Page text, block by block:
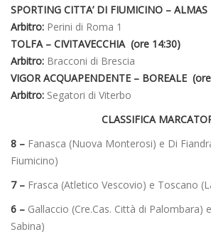
SPORTING CITTA’ DI FIUMICINO – ALMAS
Arbitro: Perini di Roma 1
TOLFA – CIVITAVECCHIA (ore 14:30)
Arbitro: Bracconi di Brescia
VIGOR ACQUAPENDENTE – BOREALE
Arbitro: Segatori di Viterbo
CLASSIFICA
8 – Fanasca (Nuova Monterosi) e Di
Fiumicino)
7 – Frasca (Atletico Vescovio) e Toscano
6 – Gallaccio (Cre.Cas. Città di Palombara)
Sabina)